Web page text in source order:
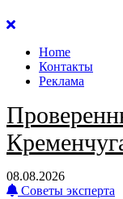
Перейти
содержанию
Home
Контакты
Реклама
08.08.2026
Советы эксперта